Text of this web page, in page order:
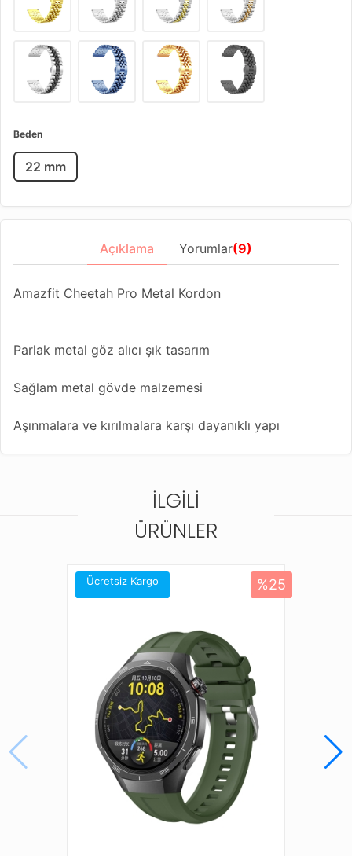
Beden
22 mm
Açıklama Yorumlar(9)
Amazfit Cheetah Pro Metal Kordon
Parlak metal göz alıcı şık tasarım
Sağlam metal gövde malzemesi
Aşınmalara ve kırılmalara karşı dayanıklı yapı
Açılıp kapanan klipsli kordon dizaynı
Kolaylıkla her ölçüye uygun ayarlanabilir kordon
Farklı renk seçenekleriyle saatinize yeni bir görünüm
Bu kordonla uyumlu diğer saat modelleri;
Amazfit Cheetah (Round)
Amazfit Falcon
Amazfit GTR (47mm)
Amazfit GTR 2 Classic (46mm)
Amazfit GTR 2 Sport (46mm)
Amazfit GTR 2e (46mm)
Amazfit GTR 3 (46mm)
Amazfit GTR 3 Pro (46mm)
İLGILI
ÜRÜNLER
Ücretsiz Kargo %25